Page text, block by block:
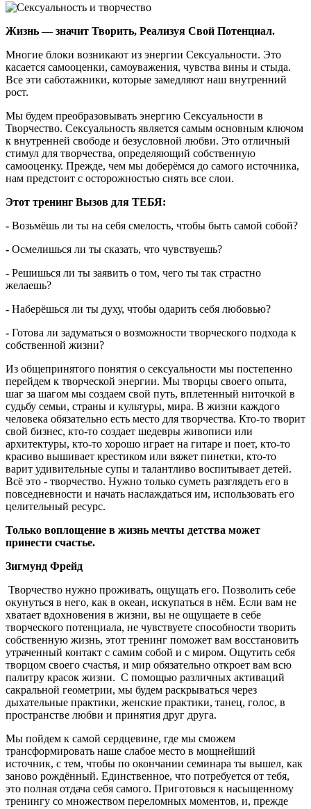
Жизнь — значит Творить, Реализуя Свой Потенциал.
Многие блоки возникают из энергии Сексуальности. Это
касается самооценки, самоуважения, чувства вины и стыда.
Все эти саботажники, которые замедляют наш внутренний
рост.
Мы будем преобразовывать энергию Сексуальности в
Творчество. Сексуальность является самым основным ключом
к внутренней свободе и безусловной любви. Это отличный
стимул для творчества, определяющий собственную
самооценку. Прежде, чем мы доберёмся до самого источника,
нам предстоит с осторожностью снять все слои.
Этот тренинг Вызов для ТЕБЯ:
- Возьмёшь ли ты на себя смелость, чтобы быть самой собой?
- Осмелишься ли ты сказать, что чувствуешь?
- Решишься ли ты заявить о том, чего ты так страстно
желаешь?
- Наберёшься ли ты духу, чтобы одарить себя любовью?
- Готова ли задуматься о возможности творческого подхода к
собственной жизни?
Из общепринятого понятия о сексуальности мы постепенно
перейдем к творческой энергии. Мы творцы своего опыта,
шаг за шагом мы создаем свой путь, вплетенный ниточкой в
судьбу семьи, страны и культуры, мира. В жизни каждого
человека обязательно есть место для творчества. Кто-то творит
свой бизнес, кто-то создает шедевры живописи или
архитектуры, кто-то хорошо играет на гитаре и поет, кто-то
красиво вышивает крестиком или вяжет пинетки, кто-то
варит удивительные супы и талантливо воспитывает детей.
Всё это - творчество. Нужно только суметь разглядеть его в
повседневности и начать наслаждаться им, использовать его
целительный ресурс.
Только воплощение в жизнь мечты детства может
принести счастье.
Зигмунд Фрейд
Творчество нужно проживать, ощущать его. Позволить себе
окунуться в него, как в океан, искупаться в нём. Если вам не
хватает вдохновения в жизни, вы не ощущаете в себе
творческого потенциала, не чувствуете способности творить
собственную жизнь, этот тренинг поможет вам восстановить
утраченный контакт с самим собой и с миром. Ощутить себя
творцом своего счастья, и мир обязательно откроет вам всю
палитру красок жизни. С помощью различных активаций
сакральной геометрии, мы будем раскрываться через
дыхательные практики, женские практики, танец, голос, в
пространстве любви и принятия друг друга.
Мы пойдем к самой сердцевине, где мы сможем
трансформировать наше слабое место в мощнейший
источник, с тем, чтобы по окончании семинара ты вышел, как
заново рождённый. Единственное, что потребуется от тебя,
это полная отдача себя самого. Приготовься к насыщенному
тренингу со множеством переломных моментов, и, прежде